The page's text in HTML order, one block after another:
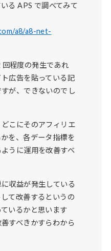
る APS で調べてみて
a8/a8-net-
回程度の発生であれ
広告を貼っている記
が、できないのでし
こにそのアフィリエ
を、各データ指標を
うに運用を改善すべ
収益が発生している
て改善するというの
いるかと思います
すべきかすらわから